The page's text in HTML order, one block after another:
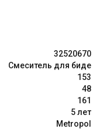
32520670
Смеситель для биде
153
48
161
5 лет
Metropol